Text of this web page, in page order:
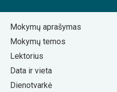
Mokymų aprašymas
Mokymų temos
Lektorius
Data ir vieta
Dienotvarkė